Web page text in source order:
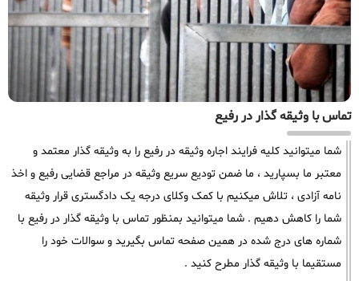
تماس با وثیقه گذار در رفیع
شما میتوانید کلیه فرایند اجاره وثیقه در رفیع را به وثیقه گذار معتمد و
معتبر ما بسپارید ، ما ضمن تودیع سریع وثیقه در مراجع قضایی رفیع و اخذ
نامه آزادی ، تلاش میکنیم با کمک وکلای درجه یک دادگستری قرار وثیقه
شما را کاهش دهیم . شما میتوانید بمنظور تماس با وثیقه گذار در رفیع با
شماره های درج شده در همین صفحه تماس بگیرید و سوالات خود را
مستقیما با وثیقه گذار مطرح کنید .